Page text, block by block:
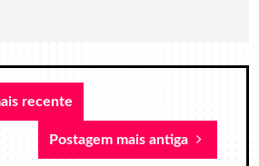
recente
Postagem mais antiga